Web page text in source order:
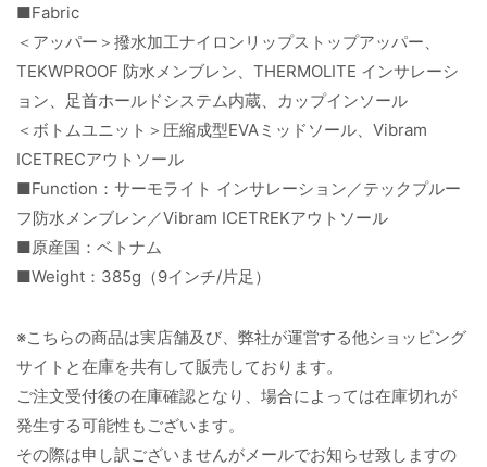
■Fabric
＜アッパー＞撥水加工ナイロンリップストップアッパー、
TEKWPROOF 防水メンブレン、THERMOLITE インサレーシ
ョン、足首ホールドシステム内蔵、カップインソール
＜ボトムユニット＞圧縮成型EVAミッドソール、Vibram
ICETRECアウトソール
■Function：サーモライト インサレーション／テックプルー
フ防水メンブレン／Vibram ICETREKアウトソール
■原産国：ベトナム
■Weight：385g（9インチ/片足）
※こちらの商品は実店舗及び、弊社が運営する他ショッピング
サイトと在庫を共有して販売しております。
ご注文受付後の在庫確認となり、場合によっては在庫切れが
発生する可能性もございます。
その際は申し訳ございませんがメールでお知らせ致しますの